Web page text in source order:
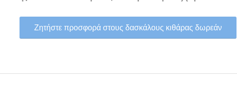
Ζητήστε προσφορά στους δασκάλους κιθάρας δωρεάν